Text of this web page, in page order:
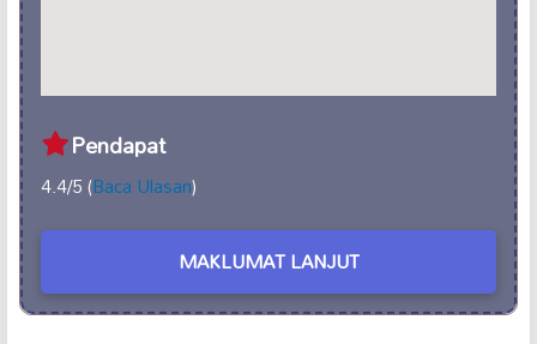
Pendapat
4.4/5 (Baca Ulasan)
MAKLUMAT LANJUT